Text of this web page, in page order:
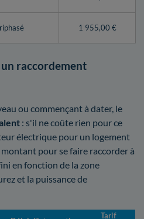
1 955,00 €
raccordement
ou commençant à dater, le
: s'il ne coûte rien pour ce
électrique pour un logement
montant pour se faire raccorder à
en fonction de la zone
et la puissance de
Tarif